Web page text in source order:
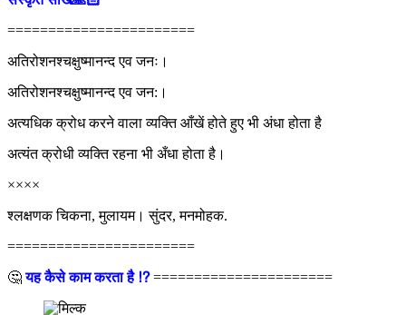
=======================
अतिरोशनश्चक्षुष्मानन्द एव जनः।
अतिरोशनश्चक्षुष्मानन्द एव जन:।
अत्यधिक क्रोध करने वाला व्यक्ति आँखें होते हुए भी अंधा होता है
अत्यंत क्रोधी व्यक्ति रहना भी अँधा होता है।
××××
श्लक्षणक चिकना, मुलायम। सुंदर, मनमोहक.
=======================
🤔यह कैसे काम करता है ⁉======================